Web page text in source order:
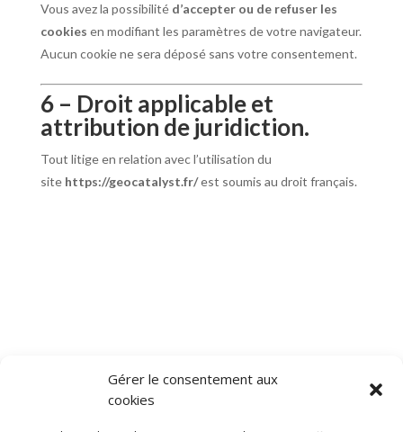
Gérer le consentement aux
cookies
Vous avez la possibilité d’accepter ou de refuser les
cookies en modifiant les paramètres de votre navigateur.
Aucun cookie ne sera déposé sans votre consentement.
6 – Droit applicable et
attribution de juridiction.
Tout litige en relation avec l’utilisation du
site https://geocatalyst.fr/est soumis au droit français.